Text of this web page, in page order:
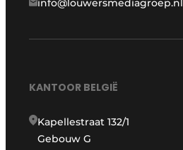
info@louwersmediagroep.nl
KANTOOR BELGIË
Kapellestraat 132/1
Gebouw G